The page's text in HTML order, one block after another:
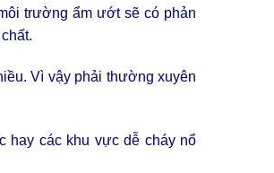
trường ẩm ướt sẽ có phản
Vì vậy phải thường xuyên
hay các khu vực dễ cháy nổ